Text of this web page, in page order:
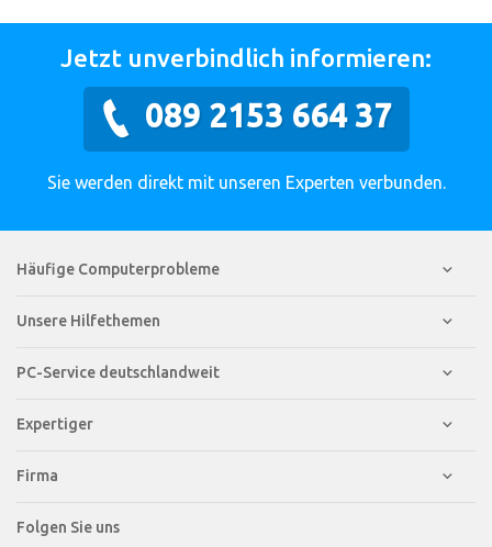
Jetzt unverbindlich informieren:
089 2153 664 37
Sie werden direkt mit unseren Experten verbunden.
Häufige Computerprobleme
Unsere Hilfethemen
PC-Service deutschlandweit
Expertiger
Firma
Folgen Sie uns